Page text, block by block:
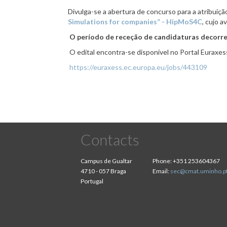
Divulga-se a abertura de concurso para a
Simulations for companies” - HipMoS4C,cujo
O período de receção de candidaturas
O edital encontra-se disponível no Portal
https://euraxess.ec.europa.eu/jobs/443109
Contacts
Campus de Gualtar
4710 - 057 Braga
Portugal
Phone:+351 253604367
Email: